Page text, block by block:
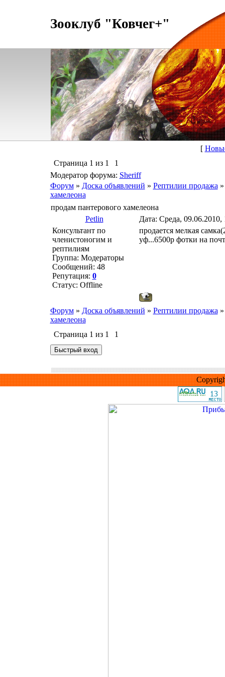
Зооклуб "Ковчег+"
[
Страница 1 из 1
1
Модератор форума: Sheriff
Форум » Доска объявлений » Рептилии продажа »
хамелеона
продам пантерового хамелеона
Petlin
Дата: Среда,
Консультант по
членистоногим и
рептилиям
Группа: Модераторы
Сообщений: 48
Репутация: 0
Статус: Offline
продается мелкая
уф...6500р фотки на
Форум » Доска объявлений » Рептилии продажа »
хамелеона
Страница 1 из 1 1